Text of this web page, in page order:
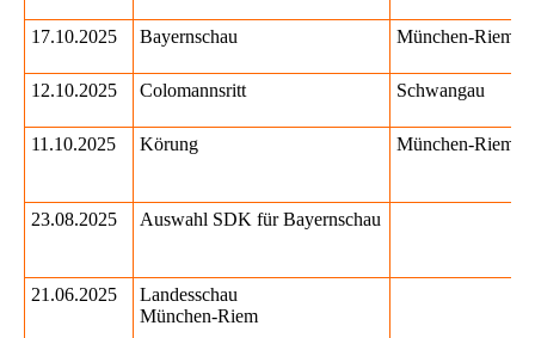
17.10.2025 Bayernschau München-Riem
12.10.2025 Colomannsritt Schwangau
11.10.2025 Körung München-Riem
23.08.2025 Auswahl SDK für Bayernschau
21.06.2025
Landesschau
München-Riem